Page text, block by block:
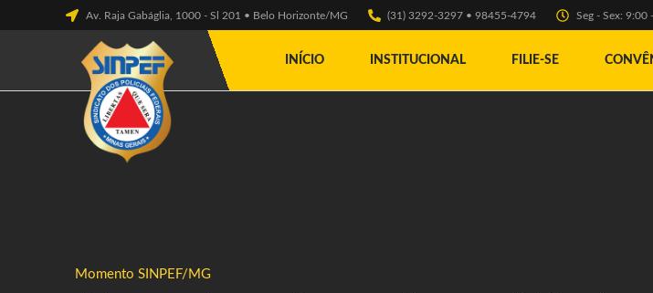
Av. Raja Gabáglia, 1000 - Sl 201 • Belo Horizonte/MG (31) 3292-3297 • 98455-4794 Seg - Sex: 9:00
INÍCIO INSTITUCIONAL FILIE-SE
Momento SINPEF/MG